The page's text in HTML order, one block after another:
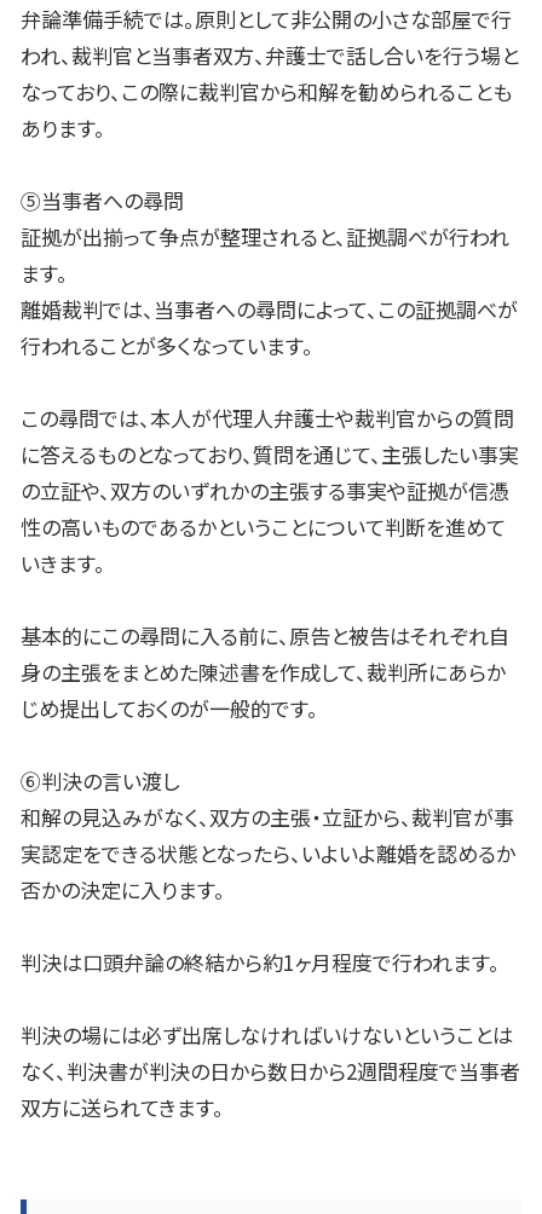
弁論準備手続では。原則として非公開の小さな部屋で行
われ、裁判官と当事者双方、弁護士で話し合いを行う場と
なっており、この際に裁判官から和解を勧められることも
あります。
⑤当事者への尋問
証拠が出揃って争点が整理されると、証拠調べが行われ
ます。
離婚裁判では、当事者への尋問によって、この証拠調べが
行われることが多くなっています。
この尋問では、本人が代理人弁護士や裁判官からの質問
に答えるものとなっており、質問を通じて、主張したい事実
の立証や、双方のいずれかの主張する事実や証拠が信憑
性の高いものであるかということについて判断を進めて
いきます。
基本的にこの尋問に入る前に、原告と被告はそれぞれ自
身の主張をまとめた陳述書を作成して、裁判所にあらか
じめ提出しておくのが一般的です。
⑥判決の言い渡し
和解の見込みがなく、双方の主張・立証から、裁判官が事
実認定をできる状態となったら、いよいよ離婚を認めるか
否かの決定に入ります。
判決は口頭弁論の終結から約1ヶ月程度で行われます。
判決の場には必ず出席しなければいけないということは
なく、判決書が判決の日から数日から2週間程度で当事者
双方に送られてきます。